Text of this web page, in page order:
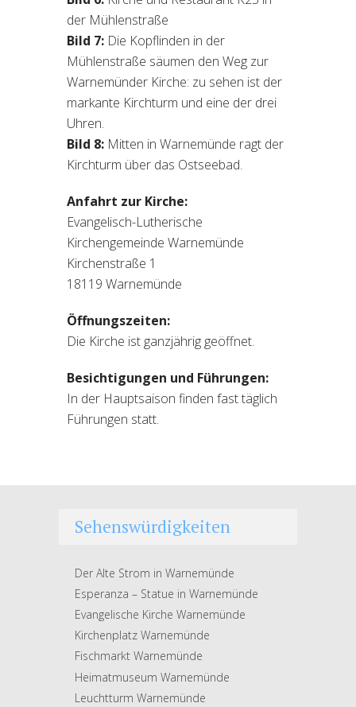
der Mühlenstraße
Bild 7: Die Kopflinden in der
Mühlenstraße säumen den Weg zur
Warnemünder Kirche: zu sehen ist der
markante Kirchturm und eine der drei
Uhren.
Bild 8: Mitten in Warnemünde ragt der
Kirchturm über das Ostseebad.
Anfahrt zur Kirche:
Evangelisch-Lutherische
Kirchengemeinde Warnemünde
Kirchenstraße 1
18119 Warnemünde
Öffnungszeiten:
Die Kirche ist ganzjährig geöffnet.
Besichtigungen und Führungen:
In der Hauptsaison finden fast täglich
Führungen statt.
Sehenswürdigkeiten
Der Alte Strom in Warnemünde
Esperanza – Statue in Warnemünde
Evangelische Kirche Warnemünde
Kirchenplatz Warnemünde
Fischmarkt Warnemünde
Heimatmuseum Warnemünde
Leuchtturm Warnemünde